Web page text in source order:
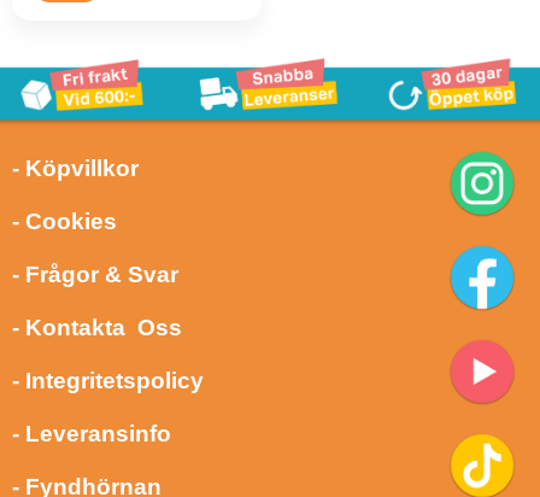
- Köpvillkor
- Cookies
- Frågor & Svar
- Kontakta Oss
- Integritetspolicy
- Leveransinfo
- Fyndhörnan